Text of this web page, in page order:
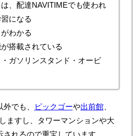
は、配達NAVITIMEでも使われ
になる
わかる
搭載されている
ガソリンスタンド・オービ
でも、 ピックゴーや出前館、
ますし、タワーマンションや大
れるので重宝しています。